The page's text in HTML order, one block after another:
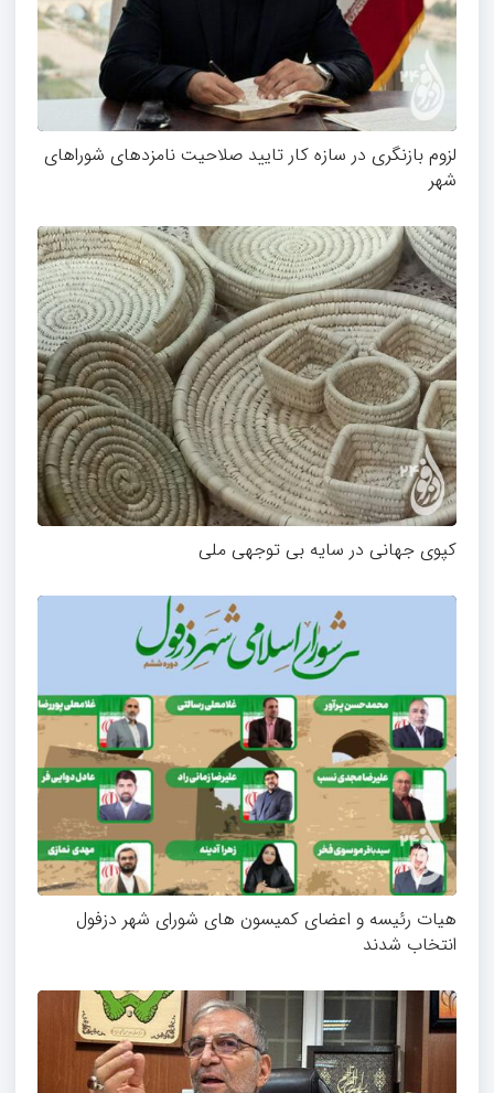
لزوم بازنگری در سازه کار تایید صلاحیت نامزدهای شوراهای
شهر
کپوی جهانی در سایه بی توجهی ملی
هیات رئیسه و اعضای کمیسون های شورای شهر دزفول
انتخاب شدند